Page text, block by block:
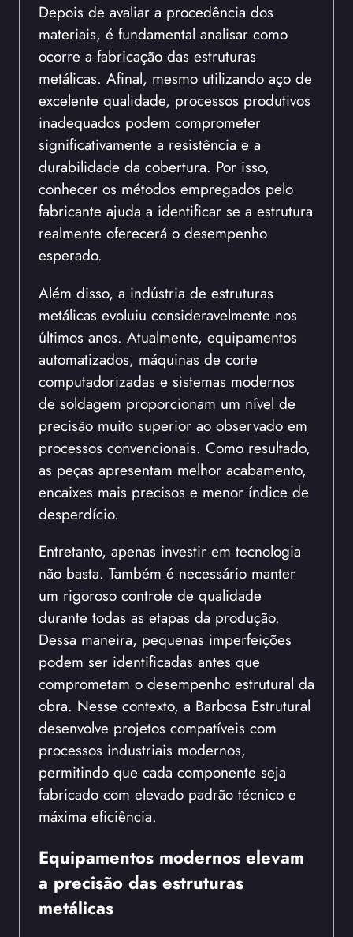
Depois de avaliar a procedência dos
materiais, é fundamental analisar como
ocorre a fabricação das estruturas
metálicas. Afinal, mesmo utilizando aço de
excelente qualidade, processos produtivos
inadequados podem comprometer
significativamente a resistência e a
durabilidade da cobertura. Por isso,
conhecer os métodos empregados pelo
fabricante ajuda a identificar se a estrutura
realmente oferecerá o desempenho
esperado.
Além disso, a indústria de estruturas
metálicas evoluiu consideravelmente nos
últimos anos. Atualmente, equipamentos
automatizados, máquinas de corte
computadorizadas e sistemas modernos
de soldagem proporcionam um nível de
precisão muito superior ao observado em
processos convencionais. Como resultado,
as peças apresentam melhor acabamento,
encaixes mais precisos e menor índice de
desperdício.
Entretanto, apenas investir em tecnologia
não basta. Também é necessário manter
um rigoroso controle de qualidade
durante todas as etapas da produção.
Dessa maneira, pequenas imperfeições
podem ser identificadas antes que
comprometam o desempenho estrutural da
obra. Nesse contexto, a Barbosa Estrutural
desenvolve projetos compatíveis com
processos industriais modernos,
permitindo que cada componente seja
fabricado com elevado padrão técnico e
máxima eficiência.
Equipamentos modernos elevam
a precisão das estruturas
metálicas